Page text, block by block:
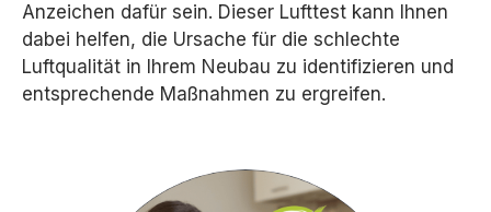
Anzeichen dafür sein. Dieser Lufttest kann Ihnen
dabei helfen, die Ursache für die schlechte
Luftqualität in Ihrem Neubau zu identifizieren und
entsprechende Maßnahmen zu ergreifen.